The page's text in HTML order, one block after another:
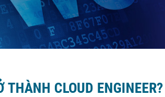
CLOUD ENGINEER?